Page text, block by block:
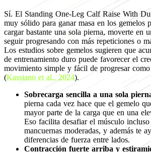
Sí. El Standing One-Leg Calf Raise With
muy sólido para ganar masa en los gemelos
cargar bastante una sola pierna, moverte en
seguir progresando con más repeticiones o
Los estudios sobre gemelos sugieren que
de entrenamiento duro puede favorecer el
movimiento simple y fácil de progresar
(Kassiano et al., 2024).
Sobrecarga sencilla a una sola
pierna cada vez hace que el gemelo
mayor parte de la carga que en una
Eso facilita desafiar el músculo
mancuernas moderadas, y además te
diferencias de fuerza entre lados.
Contracción fuerte arriba y